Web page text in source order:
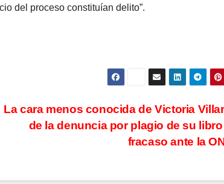
del proceso constituían delito”.
La cara menos conocida de Victoria
de la denuncia por plagio de su
fracaso ante la